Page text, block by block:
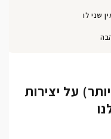
שני לו
על יצירות